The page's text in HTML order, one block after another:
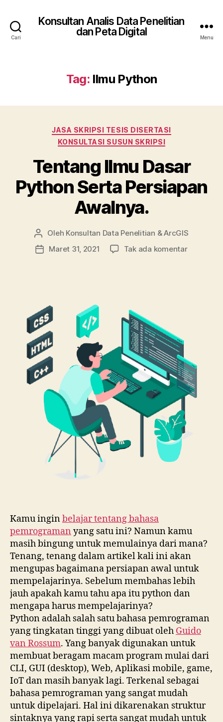
Cari
Konsultan Analis Data Penelitian
dan Peta Digital
Menu
Tag: Ilmu Python
Kategori
JASA SKRIPSI TESIS DISERTASI
KONSULTASI SUSUN SKRIPSI
Tentang Ilmu Dasar
Python Serta Persiapan
Awalnya.
Penulis
artikel
Oleh Konsultan Data Penelitian & ArcGIS
Tanggal
Maret 31, 2021 Tak ada komentarpada
Kamu inginbelajar tentang bahasa
pemrograman yang satu ini? Namun kamu
masih bingung untuk memulainya dari mana?
Tenang, tenang dalam artikel kali ini akan
mengupas bagaimana persiapan awal untuk
mempelajarinya. Sebelum membahas lebih
jauh apakah kamu tahu apa itu python dan
mengapa harus mempelajarinya?
Python adalah salah satu bahasa pemrograman
yang tingkatan tinggi yang dibuat oleh Guido
van Rossum. Yang banyak digunakan untuk
membuat beragam macam program mulai dari
CLI, GUI (desktop), Web, Aplikasi mobile, game,
IoT dan masih banyak lagi. Terkenal sebagai
bahasa pemrograman yang sangat mudah
untuk dipelajari. Hal ini dikarenakan struktur
sintaknya yang rapi serta sangat mudah untuk